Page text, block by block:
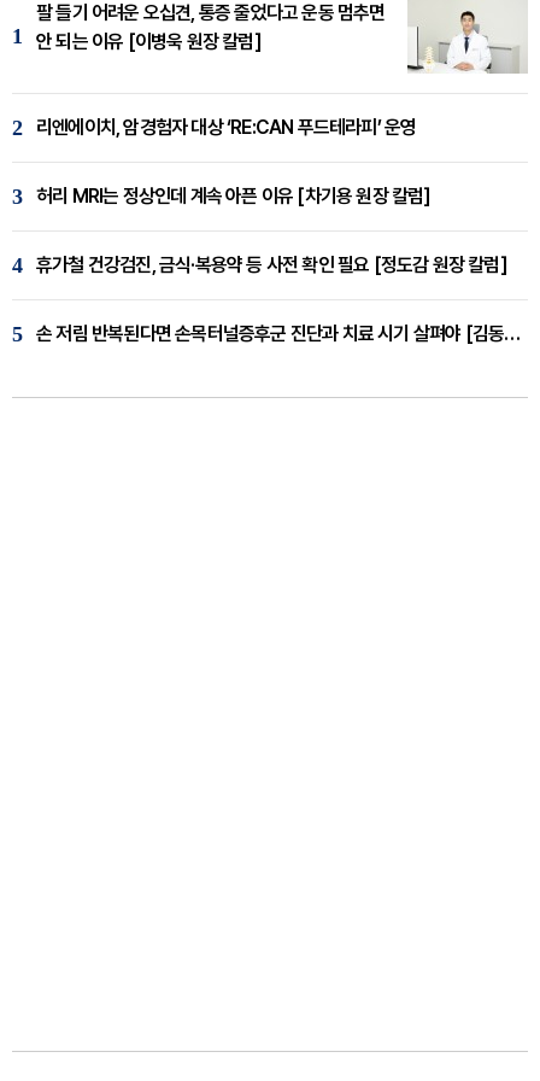
1
팔 들기 어려운 오십견, 통증 줄었다고 운동 멈추면
안 되는 이유 [이병욱 원장 칼럼]
2 리엔에이치, 암경험자 대상 ‘RE:CAN 푸드테라피’ 운영
3 허리 MRI는 정상인데 계속 아픈 이유 [차기용 원장 칼럼]
4 휴가철 건강검진, 금식·복용약 등 사전 확인 필요 [정도감 원장 칼럼]
5 손 저림 반복된다면 손목터널증후군 진단과 치료 시기 살펴야 [김동현 원장 칼럼]